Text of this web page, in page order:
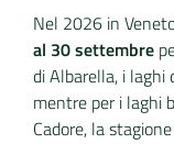
Nel 2026 in
al 30 settembre
di Albarella, i laghi
mentre per i laghi
Cadore, la